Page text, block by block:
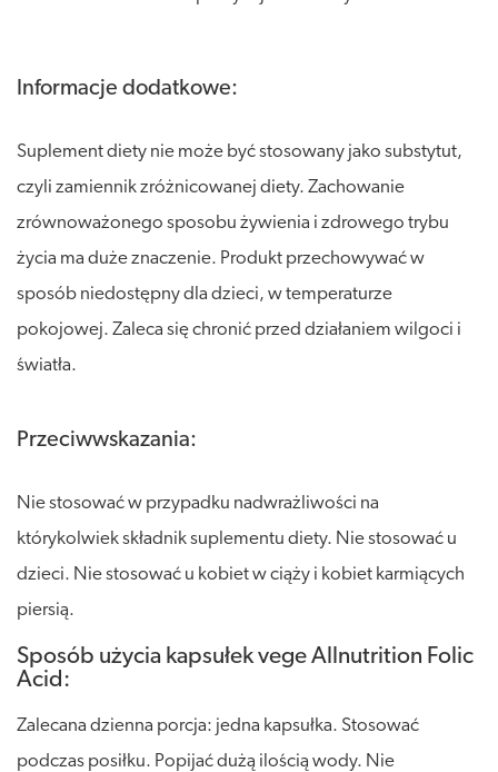
Informacje dodatkowe:
Suplement diety nie może być stosowany jako substytut,
czyli zamiennik zróżnicowanej diety. Zachowanie
zrównoważonego sposobu żywienia i zdrowego trybu
życia ma duże znaczenie. Produkt przechowywać w
sposób niedostępny dla dzieci, w temperaturze
pokojowej. Zaleca się chronić przed działaniem wilgoci i
światła.
Przeciwwskazania:
Nie stosować w przypadku nadwrażliwości na
którykolwiek składnik suplementu diety. Nie stosować u
dzieci. Nie stosować u kobiet w ciąży i kobiet karmiących
piersią.
Sposób użycia kapsułek vege Allnutrition Folic
Acid:
Zalecana dzienna porcja: jedna kapsułka. Stosować
podczas posiłku. Popijać dużą ilością wody. Nie